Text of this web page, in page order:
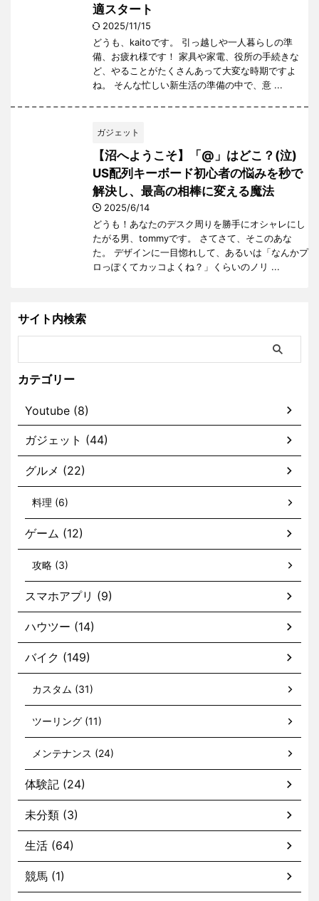
適スタート
2025/11/15
どうも、kaitoです。 引っ越しや一人暮らしの準
備、お疲れ様です！ 家具や家電、役所の手続きな
ど、やることがたくさんあって大変な時期ですよ
ね。 そんな忙しい新生活の準備の中で、意 ...
ガジェット
【沼へようこそ】「@」はどこ？(泣)
US配列キーボード初心者の悩みを秒で
解決し、最高の相棒に変える魔法
2025/6/14
どうも！あなたのデスク周りを勝手にオシャレにし
たがる男、tommyです。 さてさて、そこのあな
た。 デザインに一目惚れして、あるいは「なんかプ
ロっぽくてカッコよくね？」くらいのノリ ...
サイト内検索
カテゴリー
Youtube (8)
ガジェット (44)
グルメ (22)
料理 (6)
ゲーム (12)
攻略 (3)
スマホアプリ (9)
ハウツー (14)
バイク (149)
カスタム (31)
ツーリング (11)
メンテナンス (24)
体験記 (24)
未分類 (3)
生活 (64)
競馬 (1)